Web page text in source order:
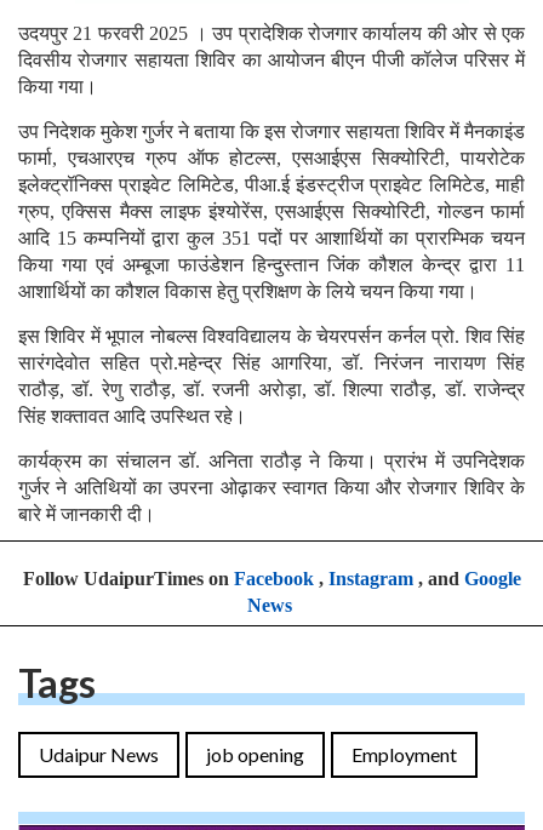
उदयपुर 21 फरवरी 2025 । उप प्रादेशिक रोजगार कार्यालय की ओर से एक
दिवसीय रोजगार सहायता शिविर का आयोजन बीएन पीजी कॉलेज परिसर में
किया गया।
उप निदेशक मुकेश गुर्जर ने बताया कि इस रोजगार सहायता शिविर में मैनकाइंड
फार्मा, एचआरएच ग्रुप ऑफ होटल्स, एसआईएस सिक्योरिटी, पायरोटेक
इलेक्ट्रॉनिक्स प्राइवेट लिमिटेड, पीआ.ई इंडस्ट्रीज प्राइवेट लिमिटेड, माही
ग्रुप, एक्सिस मैक्स लाइफ इंश्योरेंस, एसआईएस सिक्योरिटी, गोल्डन फार्मा
आदि 15 कम्पनियों द्वारा कुल 351 पदों पर आशार्थियों का प्रारम्भिक चयन
किया गया एवं अम्बूजा फाउंडेशन हिन्दुस्तान जिंक कौशल केन्द्र द्वारा 11
आशार्थियों का कौशल विकास हेतु प्रशिक्षण के लिये चयन किया गया।
इस शिविर में भूपाल नोबल्स विश्वविद्यालय के चेयरपर्सन कर्नल प्रो. शिव सिंह
सारंगदेवोत सहित प्रो.महेन्द्र सिंह आगरिया, डॉ. निरंजन नारायण सिंह
राठौड़, डॉ. रेणु राठौड़, डॉ. रजनी अरोड़ा, डॉ. शिल्पा राठौड़, डॉ. राजेन्द्र
सिंह शक्तावत आदि उपस्थित रहे।
कार्यक्रम का संचालन डॉ. अनिता राठौड़ ने किया। प्रारंभ में उपनिदेशक
गुर्जर ने अतिथियों का उपरना ओढ़ाकर स्वागत किया और रोजगार शिविर के
बारे में जानकारी दी।
Follow UdaipurTimes on Facebook, Instagram, and Google
News
Tags
Udaipur News job opening Employment